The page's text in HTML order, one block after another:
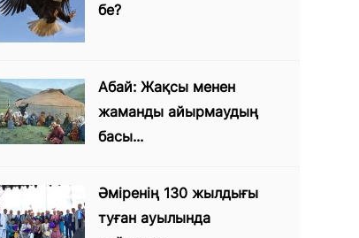
бе?
Абай: Жақсы менен
жаманды айырмаудың
басы...
Әміренің 130 жылдығы
туған ауылында